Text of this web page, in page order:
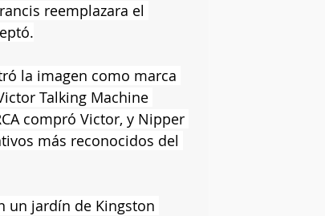
reemplazara el
la imagen como marca
Talking Machine
compró Victor, y Nipper
más reconocidos del
un jardín de Kingston